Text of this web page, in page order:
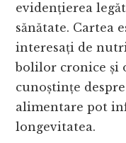
evidențierea
sănătate. Cartea
interesați de
bolilor cronice și
cunoștințe
alimentare pot
longevitatea.